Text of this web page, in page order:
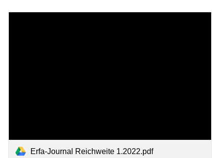
Erfa-Journal Reichweite 1.2022.pdf